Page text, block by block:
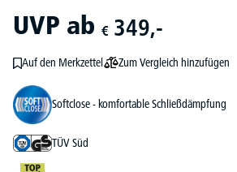
UVP ab € 349,-
Auf den Merkzettel Zum Vergleich hinzufügen
Softclose - komfortable Schließdämpfung
TÜV Süd